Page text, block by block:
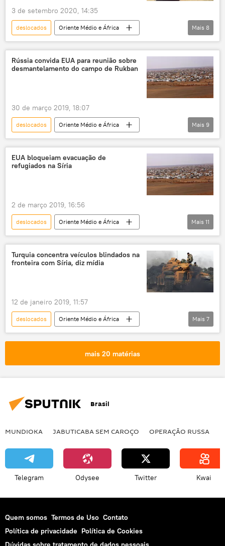
bombardeios
3 de setembro 2020, 14:35
deslocados
Oriente Médio e África
Mundo
Notícias
Camarões
Nigéria
terrorismo
Boko Haram
Extremo Norte
homem-bomba
Mais 8
Rússia convida EUA para reunião sobre
desmantelamento do campo de Rukban
30 de março 2019, 18:07
deslocados
Oriente Médio e África
Mundo
Notícias
Síria
Rukban
Al-Tanf
Bashar Jaafari
refugiados
Mais 9
EUA bloqueiam evacuação de
refugiados na Síria
2 de março 2019, 16:56
deslocados
Oriente Médio e África
Mundo
Notícias
Síria
Rukban
Al-Tanf
Jordânia
Robert Palladino
Sergei Solomatin
Mais 11
Turquia concentra veículos blindados na
fronteira com Síria, diz mídia
12 de janeiro 2019, 11:57
deslocados
Oriente Médio e África
Mundo
Notícias
Turquia
veículos blindados
militar
concentração
Mais 7
mais 20 matérias
Brasil
MUNDIOKA JABUTICABA SEM CAROÇO OPERAÇÃO RUSSA
Telegram Odysee Twitter Kwai
Quem somos Termos de Uso Contato
Política de privacidade Política de Cookies